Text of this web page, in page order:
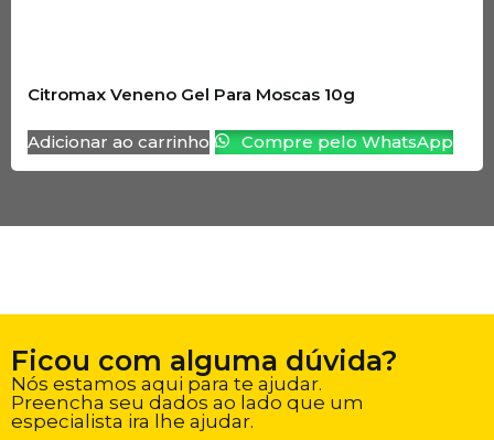
Citromax Veneno Gel Para Moscas 10g
Adicionar ao carrinho Compre pelo WhatsApp
Ficou com alguma dúvida?
Nós estamos aqui para te ajudar.
Preencha seu dados ao lado que um
especialista ira lhe ajudar.